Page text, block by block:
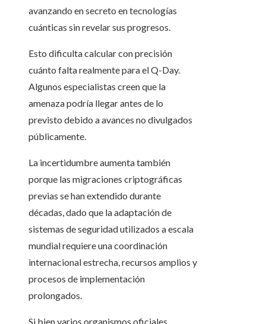
avanzando en secreto en tecnologías
cuánticas sin revelar sus progresos.
Esto dificulta calcular con precisión
cuánto falta realmente para el Q-Day.
Algunos especialistas creen que la
amenaza podría llegar antes de lo
previsto debido a avances no divulgados
públicamente.
La incertidumbre aumenta también
porque las migraciones criptográficas
previas se han extendido durante
décadas, dado que la adaptación de
sistemas de seguridad utilizados a escala
mundial requiere una coordinación
internacional estrecha, recursos amplios y
procesos de implementación
prolongados.
Si bien varios organismos oficiales